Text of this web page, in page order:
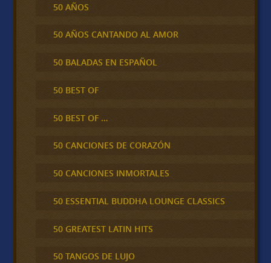
50 AÑOS
50 AÑOS CANTANDO AL AMOR
50 BALADAS EN ESPAÑOL
50 BEST OF
50 BEST OF …
50 CANCIONES DE CORAZÓN
50 CANCIONES INMORTALES
50 ESSENTIAL BUDDHA LOUNGE CLASSICS
50 GREATEST LATIN HITS
50 TANGOS DE LUJO